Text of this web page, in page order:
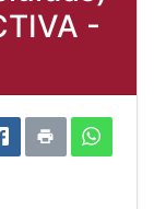
-